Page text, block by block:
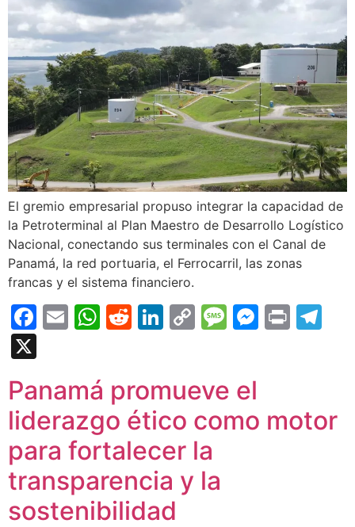
El gremio empresarial propuso integrar la capacidad de
la Petroterminal al Plan Maestro de Desarrollo Logístico
Nacional, conectando sus terminales con el Canal de
Panamá, la red portuaria, el Ferrocarril, las zonas
francas y el sistema financiero.
Facebook
EmailWhatsApp
Reddit
LinkedIn
CopyMessage
Print
Panamá promueve el
liderazgo ético como motor
para fortalecer la
transparencia y la
sostenibilidad